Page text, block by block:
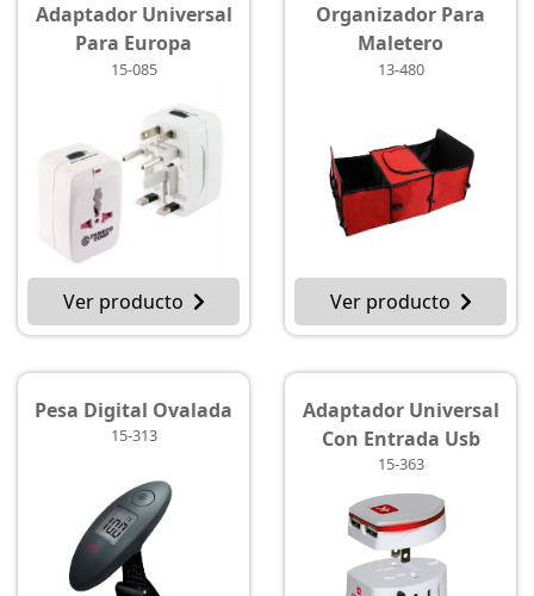
Adaptador Universal
Para Europa
15-085
Ver producto
Organizador Para
Maletero
13-480
Ver producto
Pesa Digital Ovalada
15-313
Adaptador Universal
Con Entrada Usb
15-363